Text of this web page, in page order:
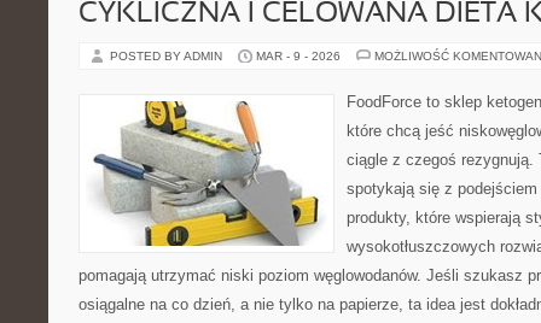
CYKLICZNA I CELOWANA DIETA
POSTED BY ADMIN MAR - 9 - 2026 MOŻLIWOŚĆ
FoodForce to sklep
które chcą jeść
ciągle z czegoś
spotykają się z
produkty, które wspierają
wysokotłuszczowych
pomagają utrzymać niski poziom węglowodanów. Jeśli szukasz
osiągalne na co dzień, a nie tylko na papierze, ta idea jest